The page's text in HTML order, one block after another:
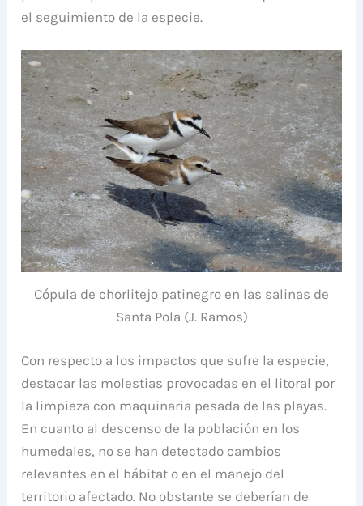
el seguimiento de la especie.
Cópula de chorlitejo patinegro en las salinas de
Santa Pola (J. Ramos)
Con respecto a los impactos que sufre la especie,
destacar las molestias provocadas en el litoral por
la limpieza con maquinaria pesada de las playas.
En cuanto al descenso de la población en los
humedales, no se han detectado cambios
relevantes en el hábitat o en el manejo del
territorio afectado. No obstante se deberían de